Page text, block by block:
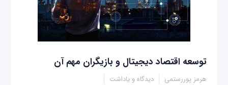
توسعه اقتصاد دیجیتال و بازیگران مهم آن
هرمز پوررستمی دیدگاه و یاداشت